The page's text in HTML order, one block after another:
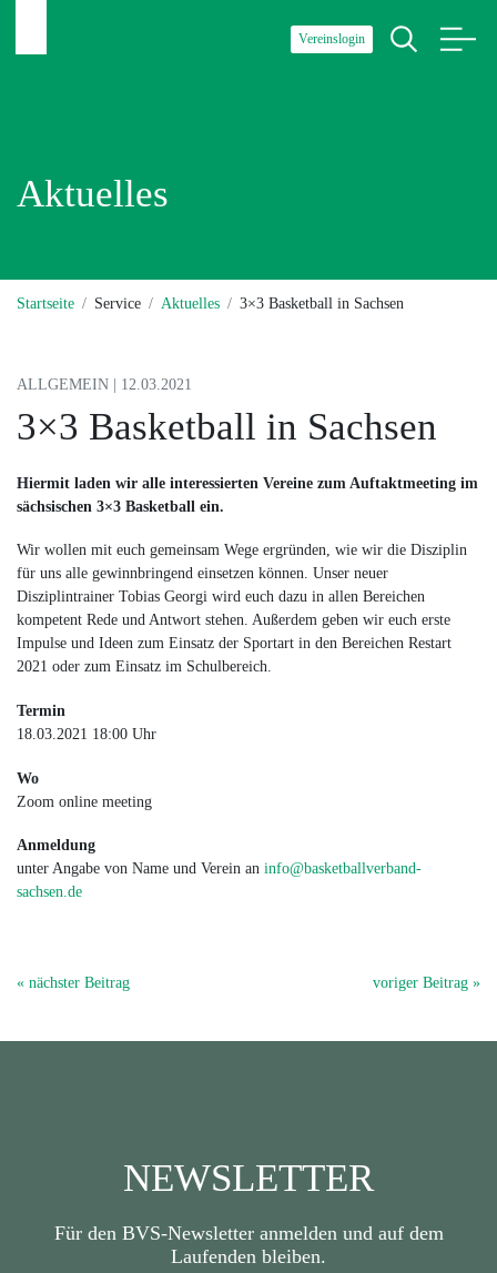
Vereinslogin
Aktuelles
Startseite Service Aktuelles 3×3 Basketball in Sachsen
ALLGEMEIN | 12.03.2021
3×3 Basketball in Sachsen
Hiermit laden wir alle interessierten Vereine zum Auftaktmeeting im
sächsischen 3×3 Basketball ein.
Wir wollen mit euch gemeinsam Wege ergründen, wie wir die Disziplin
für uns alle gewinnbringend einsetzen können. Unser neuer
Disziplintrainer Tobias Georgi wird euch dazu in allen Bereichen
kompetent Rede und Antwort stehen. Außerdem geben wir euch erste
Impulse und Ideen zum Einsatz der Sportart in den Bereichen Restart
2021 oder zum Einsatz im Schulbereich.
Termin
18.03.2021 18:00 Uhr
Wo
Zoom online meeting
Anmeldung
unter Angabe von Name und Verein an info@basketballverband-
sachsen.de
« nächster Beitrag voriger Beitrag »
NEWSLETTER
Für den BVS-Newsletter anmelden und auf dem
Laufenden bleiben.